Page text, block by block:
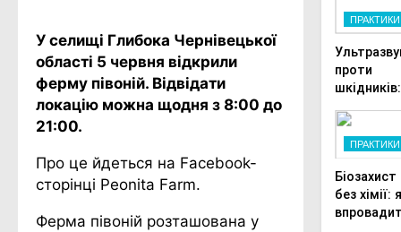
У селищі Глибока Чернівецької
області 5 червня відкрили
ферму півоній. Відвідати
локацію можна щодня з 8:00 до
21:00.
Про це йдеться на Facebook-
сторінці Peonita Farm.
Ферма півоній розташована у
підвищує
прибутки
малого
фермера
ПРАКТИКИ
проти
шкідників:
технології
захисту
врожаю в
малих
ПРАКТИКИ
Біозахист
без хімії: